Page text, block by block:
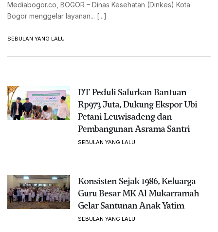
Mediabogor.co, BOGOR – Dinas Kesehatan (Dinkes) Kota
Bogor menggelar layanan... [...]
SEBULAN YANG LALU
DT Peduli Salurkan Bantuan
Rp973 Juta, Dukung Ekspor Ubi
Petani Leuwisadeng dan
Pembangunan Asrama Santri
SEBULAN YANG LALU
Konsisten Sejak 1986, Keluarga
Guru Besar MK Al Mukarramah
Gelar Santunan Anak Yatim
SEBULAN YANG LALU